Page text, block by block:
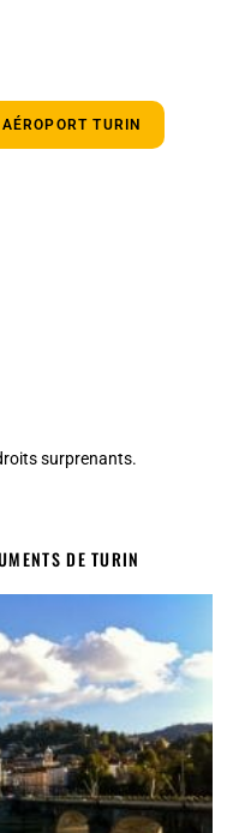
AÉROPORT TURIN
surprenants.
DE TURIN